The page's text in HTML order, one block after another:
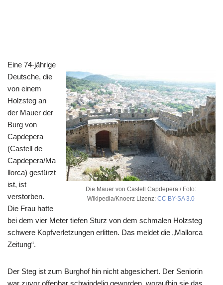
Die Mauer von Castell Capdepera / Foto:
Wikipedia/Knoerz Lizenz: CC BY-SA 3.0
Eine 74-jährige
Deutsche, die
von einem
Holzsteg an
der Mauer der
Burg von
Capdepera
(Castell de
Capdepera/Ma
llorca) gestürzt
ist, ist
verstorben.
Die Frau hatte
bei dem vier Meter tiefen Sturz von dem schmalen Holzsteg
schwere Kopfverletzungen erlitten. Das meldet die „Mallorca
Zeitung“.
Der Steg ist zum Burghof hin nicht abgesichert. Der Seniorin
war zuvor offenbar schwindelig geworden, woraufhin sie das